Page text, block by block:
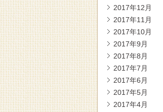
2017年12月
2017年11月
2017年10月
2017年9月
2017年8月
2017年7月
2017年6月
2017年5月
2017年4月